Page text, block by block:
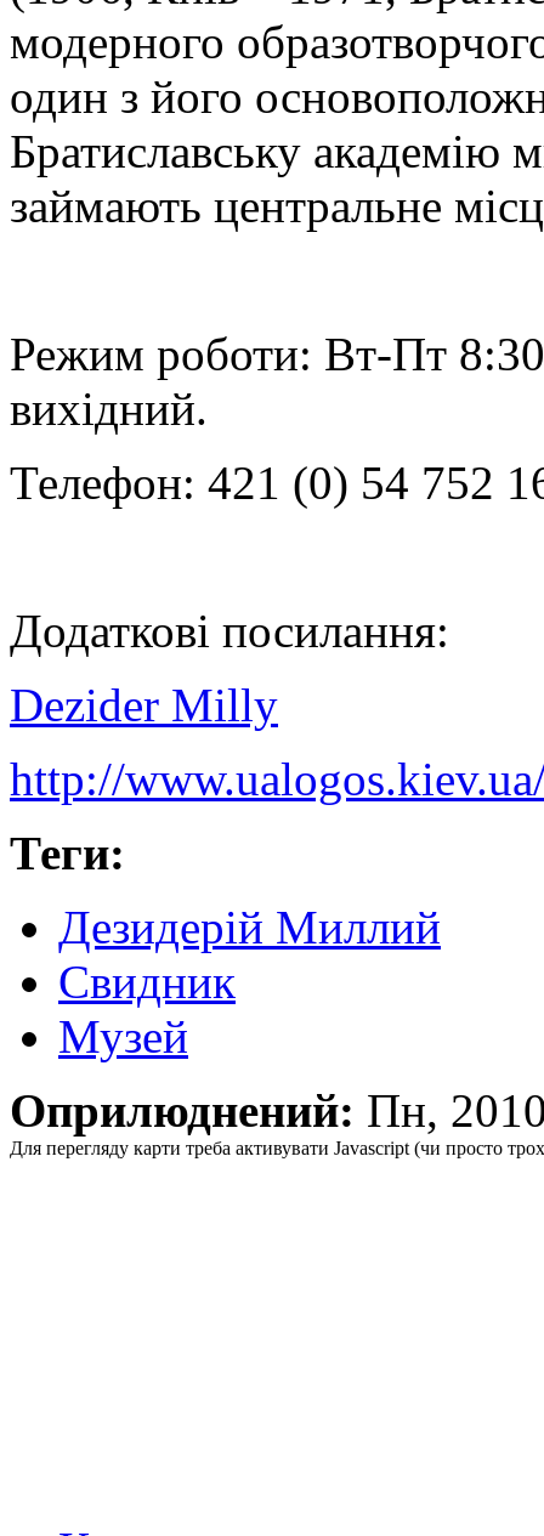
модерного
один з його
Братиславську академію
займають центральне
Режим роботи: Вт-Пт
вихідний.
Телефон: 421 (0) 54 752
Додаткові посилання:
Dezider Milly
http://
Теги:
Дезидерій Миллий
Свидник
Музей
Оприлюднений: Пн,
Для перегляду карти треба активувати Javascript (чи просто